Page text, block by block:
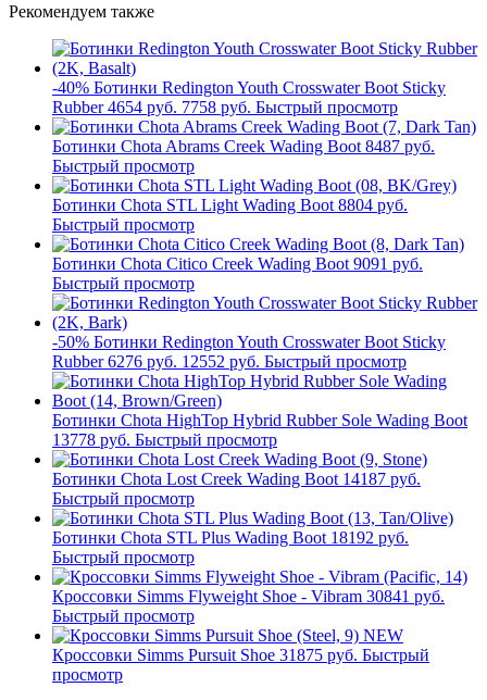
Рекомендуем также
-40% Ботинки Redington Youth Crosswater Boot Sticky
Rubber 4654 руб. 7758 руб. Быстрый просмотр
Ботинки Chota Abrams Creek Wading Boot 8487 руб.
Быстрый просмотр
Ботинки Chota STL Light Wading Boot 8804 руб.
Быстрый просмотр
Ботинки Chota Citico Creek Wading Boot 9091 руб.
Быстрый просмотр
-50% Ботинки Redington Youth Crosswater Boot Sticky
Rubber 6276 руб. 12552 руб. Быстрый просмотр
Ботинки Chota HighTop Hybrid Rubber Sole Wading Boot
13778 руб. Быстрый просмотр
Ботинки Chota Lost Creek Wading Boot 14187 руб.
Быстрый просмотр
Ботинки Chota STL Plus Wading Boot 18192 руб.
Быстрый просмотр
Кроссовки Simms Flyweight Shoe - Vibram 30841 руб.
Быстрый просмотр
NEW
Кроссовки Simms Pursuit Shoe 31875 руб. Быстрый
просмотр